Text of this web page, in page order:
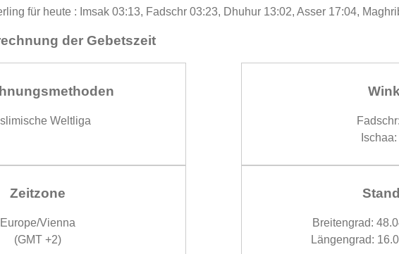
für heute : Imsak 03:13, Fadschr 03:23, Dhuhur 13:02, Asser 17:04,
der Gebetszeit
Weltliga
Ischaa:
Zeitzone
Europe/Vienna
(GMT +2)
Breitengrad:
Längengrad: